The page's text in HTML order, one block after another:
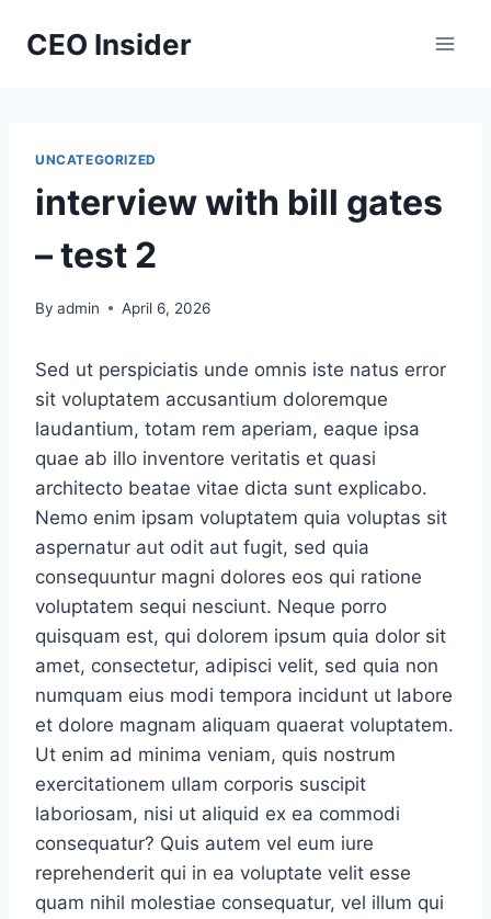
CEO Insider
UNCATEGORIZED
interview with bill gates
– test 2
By admin April 6, 2026
Sed ut perspiciatis unde omnis iste natus error
sit voluptatem accusantium doloremque
laudantium, totam rem aperiam, eaque ipsa
quae ab illo inventore veritatis et quasi
architecto beatae vitae dicta sunt explicabo.
Nemo enim ipsam voluptatem quia voluptas sit
aspernatur aut odit aut fugit, sed quia
consequuntur magni dolores eos qui ratione
voluptatem sequi nesciunt. Neque porro
quisquam est, qui dolorem ipsum quia dolor sit
amet, consectetur, adipisci velit, sed quia non
numquam eius modi tempora incidunt ut labore
et dolore magnam aliquam quaerat voluptatem.
Ut enim ad minima veniam, quis nostrum
exercitationem ullam corporis suscipit
laboriosam, nisi ut aliquid ex ea commodi
consequatur? Quis autem vel eum iure
reprehenderit qui in ea voluptate velit esse
quam nihil molestiae consequatur, vel illum qui